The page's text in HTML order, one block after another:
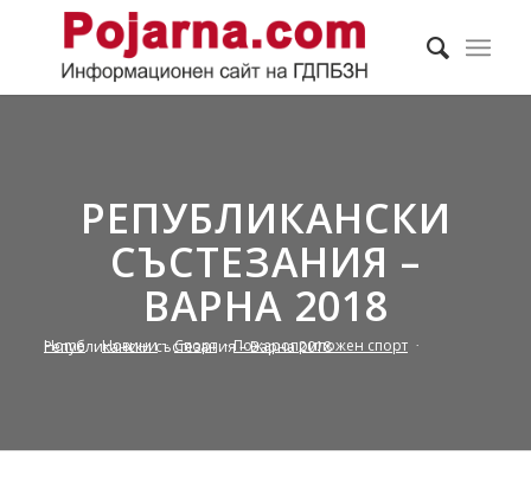
РЕПУБЛИКАНСКИ
СЪСТЕЗАНИЯ –
ВАРНА 2018
Home / Новини / Спорт / Пожароприложен спорт /
Републикански състезания – Варна 2018